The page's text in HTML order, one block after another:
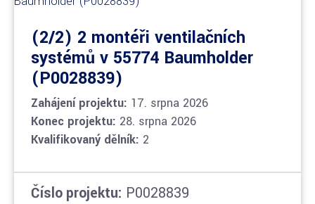
(2/2) 2 montéři ventilačních
systémů v 55774 Baumholder
(P0028839)
Zahájení projektu: 17. srpna 2026
Konec projektu: 28. srpna 2026
Kvalifikovaný dělník: 2
Číslo projektu: P0028839